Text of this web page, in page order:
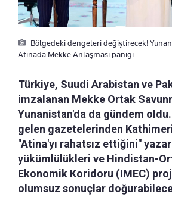
Bölgedeki dengeleri değiştirecek! Yunan
Atinada Mekke Anlaşması paniği
Türkiye, Suudi Arabistan ve
imzalanan Mekke Ortak
Yunanistan'da da gündem
gelen gazetelerinden
"Atina'yı rahatsız ettiğini"
yükümlülükleri ve Hindistan-
Ekonomik Koridoru (IMEC)
olumsuz sonuçlar